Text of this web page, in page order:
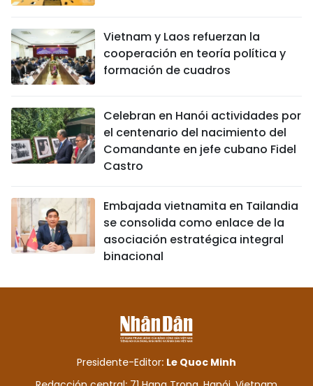
Vietnam y Laos refuerzan la
cooperación en teoría política y
formación de cuadros
Celebran en Hanói actividades por
el centenario del nacimiento del
Comandante en jefe cubano Fidel
Castro
Embajada vietnamita en Tailandia
se consolida como enlace de la
asociación estratégica integral
binacional
Presidente-Editor: Le Quoc Minh